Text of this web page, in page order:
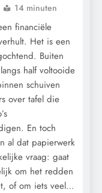
14 minuten
financiële
Het is een
Buiten
half voltooide
schuiven
over tafel die
En toch
al dat papierwerk
vraag: gaat
om het redden
of om iets veel…